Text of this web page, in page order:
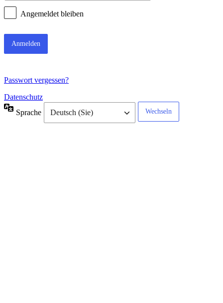
Angemeldet bleiben
Passwort vergessen?
Datenschutz
Sprache